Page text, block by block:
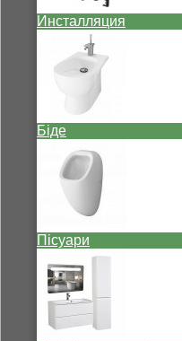
Инсталляция
Біде
Пісуари